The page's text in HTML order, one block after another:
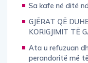
Sa kafe në ditë
GJËRAT QË
KORIGJIMIT TË
Ata u refuzuan
perandoritë më